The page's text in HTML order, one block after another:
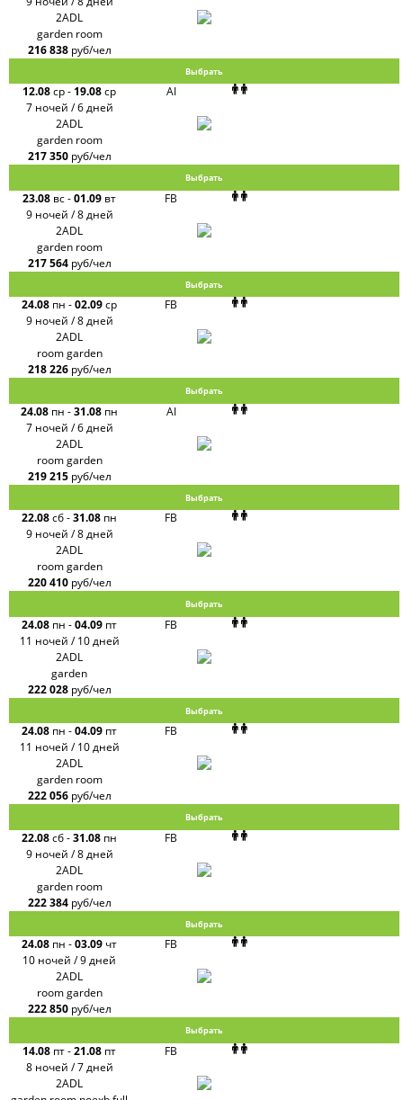
2ADL
garden room
216 838 руб/чел
Выбрать
12.08ср- 19.08ср
7 ночей / 6 дней
AI
2ADL
garden room
217 350 руб/чел
Выбрать
23.08 вс-01.09 вт
9 ночей / 8 дней
FB
2ADL
garden room
217 564 руб/чел
Выбрать
24.08 пн -02.09ср
9 ночей / 8 дней
FB
2ADL
room garden
218 226 руб/чел
Выбрать
24.08 пн -31.08 пн
7 ночей / 6 дней
AI
2ADL
room garden
219 215 руб/чел
Выбрать
22.08сб-31.08 пн
9 ночей / 8 дней
FB
2ADL
room garden
220 410 руб/чел
Выбрать
24.08 пн -04.09 пт
11 ночей / 10 дней
FB
2ADL
garden
222 028 руб/чел
Выбрать
24.08 пн -04.09 пт
11 ночей / 10 дней
FB
2ADL
garden room
222 056 руб/чел
Выбрать
22.08сб-31.08 пн
9 ночей / 8 дней
FB
2ADL
garden room
222 384 руб/чел
Выбрать
24.08 пн -03.09 чт
10 ночей / 9 дней
FB
2ADL
room garden
222 850 руб/чел
Выбрать
14.08 пт-21.08 пт
8 ночей / 7 дней
FB
2ADL